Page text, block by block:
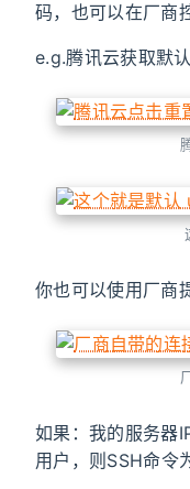
码，也可以在厂商
e.g.腾讯云获取默认
你也可以使用厂商
如果：我的服务器
用户，则SSH命令